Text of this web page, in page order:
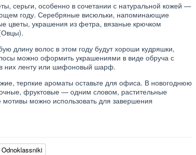
серьги, особенно в сочетании с натуральной кожей —
году. Серебряные висюльки, напоминающие
цветы, украшения из фетра, вязаные крючком
длину волос в этом году будут хороши кудряшки,
можно оформить украшениями в виде обруча с
в них ленту или шифоновый шарф.
терпкие ароматы оставьте для офиса. В новогоднюю
фруктовые — одним словом, растительные
можно использовать для завершения
Odnoklassniki